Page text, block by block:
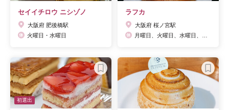
セイイチロウ ニシゾノ
大阪府 肥後橋駅
火曜日・水曜日
ラフカ
大阪府 桜ノ宮駅
初選出